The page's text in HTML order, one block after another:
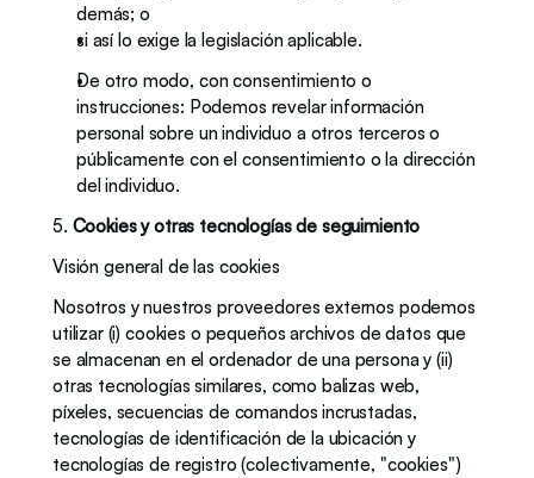
demás; o
si así lo exige la legislación aplicable.
De otro modo, con consentimiento o
instrucciones: Podemos revelar información
personal sobre un individuo a otros terceros o
públicamente con el consentimiento o la dirección
del individuo.
5. Cookies y otras tecnologías de seguimiento
Visión general de las cookies
Nosotros y nuestros proveedores externos podemos
utilizar (i) cookies o pequeños archivos de datos que
se almacenan en el ordenador de una persona y (ii)
otras tecnologías similares, como balizas web,
píxeles, secuencias de comandos incrustadas,
tecnologías de identificación de la ubicación y
tecnologías de registro (colectivamente, "cookies")